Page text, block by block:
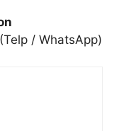
(Telp / WhatsApp)